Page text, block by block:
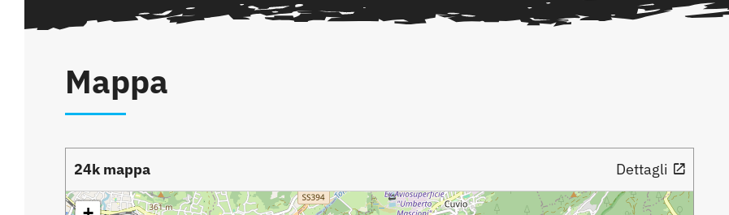
Mappa
Dettagli
24k mappa